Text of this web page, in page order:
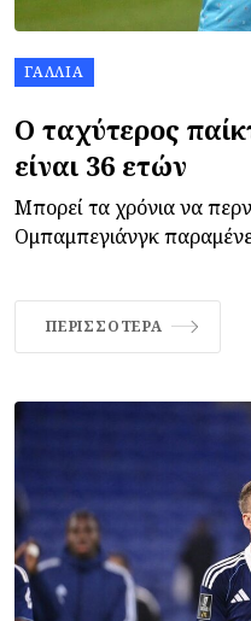
ΓΑΛΛΊΑ
Ο ταχύτερος
είναι 36 ετών
Μπορεί τα χρόνια να
Ομπαμπεγιάνγκ
ΠΕΡΙΣΣΌΤΕΡΑ